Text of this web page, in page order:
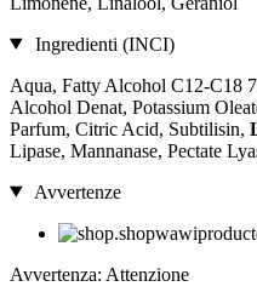
Ingredienti (INCI)
Aqua, Fatty Alcohol C12-C18
Alcohol Denat, Potassium
Parfum, Citric Acid, Subtilisin,
Lipase, Mannanase, Pectate
Avvertenze
Avvertenza: Attenzione